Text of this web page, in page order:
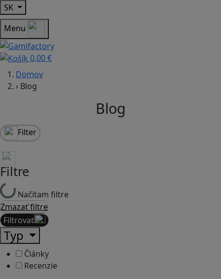
SK
Menu
0,00 €
Domov
› Blog
Blog
Filter
Filtre
Načítam filtre
Zmazať filtre
Filtrovať
Typ
Články
Recenzie